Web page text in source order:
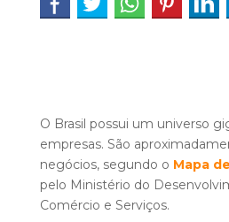
O Brasil possui um universo
empresas. São
negócios, segundo o Mapa
pelo Ministério do
Comércio e Serviços.